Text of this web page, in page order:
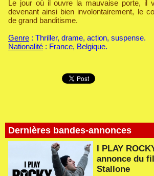
Dernières bandes-annonces
I PLAY
annonce du
Stallone
Le jour où il ouvre la mauvaise porte, il
devenant ainsi bien involontairement, le
de grand banditisme.
Genre : Thriller, drame, action, suspense.
Nationalité : France, Belgique.